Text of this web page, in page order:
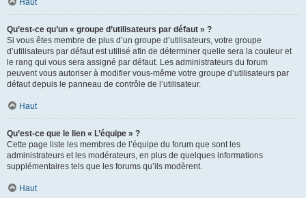
Haut
Qu’est-ce qu’un « groupe d’utilisateurs par défaut » ?
Si vous êtes membre de plus d’un groupe d’utilisateurs, votre groupe
d’utilisateurs par défaut est utilisé afin de déterminer quelle sera la couleur et
le rang qui vous sera assigné par défaut. Les administrateurs du forum
peuvent vous autoriser à modifier vous-même votre groupe d’utilisateurs par
défaut depuis le panneau de contrôle de l’utilisateur.
Haut
Qu’est-ce que le lien « L’équipe » ?
Cette page liste les membres de l’équipe du forum que sont les
administrateurs et les modérateurs, en plus de quelques informations
supplémentaires tels que les forums qu’ils modèrent.
Haut